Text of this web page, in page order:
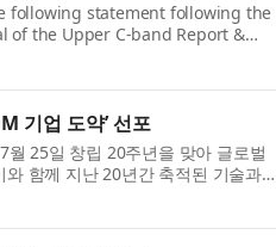
following statement following the
of the Upper C-band Report &
available in the contiguous
기업 도약’ 선포
25일 창립 20주년을 맞아 글로벌
함께 지난 20년간 축적된 기술과
어 ODM의 새로운 미래를 설...